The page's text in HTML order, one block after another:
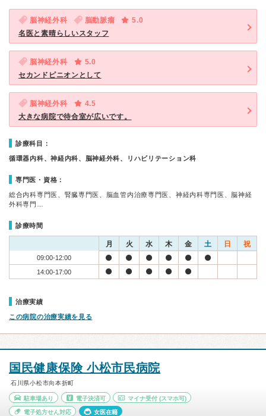
脳神経外科 脳動脈瘤
5.0
名医と素晴らしいスタッフ
脳神経外科
5.0
セカンドピニオンとして
脳神経外科
4.5
大きな病院で待合室が広いです。
診療科目：
循環器内科、神経内科、脳神経外科、リハビリテーション科
専門医・資格：
総合内科専門医、腎臓専門医、脳血管内治療専門医、神経内科専門医、脳神経
外科専門…
診療時間
月 火 水 木 金 土 日 祝
09:00-12:00
14:00-17:00
治療実績
この病院の治療実績を見る
国民健康保険 小松市民病院
石川県小松市向本折町
駐車場あり 電子決済可 マイナ受付 (スマホ可)
電子処方せん対応 女医在籍